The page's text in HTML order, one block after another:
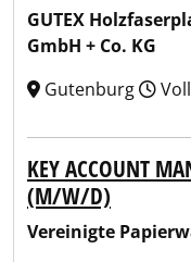
GUTEX
GmbH + Co. KG
Gutenburg
KEY ACCOUNT
(M/W/D)
Vereinigte